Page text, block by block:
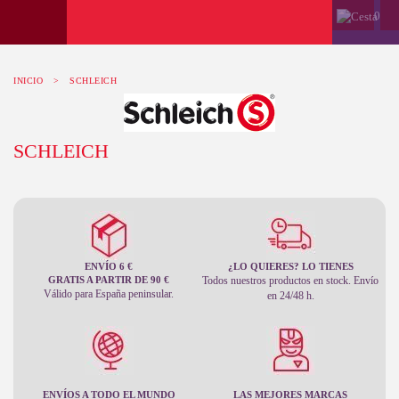
0
INICIO > SCHLEICH
SCHLEICH
ENVÍO 6 €
GRATIS A PARTIR DE 90 €
Válido para España peninsular.
¿LO QUIERES? LO TIENES
Todos nuestros productos en stock. Envío
en 24/48 h.
ENVÍOS A TODO EL MUNDO LAS MEJORES MARCAS